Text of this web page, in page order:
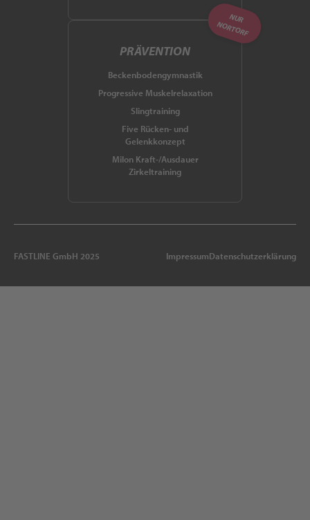
PRÄVENTION
Beckenbodengymnastik
Progressive Muskelrelaxation
Slingtraining
Five Rücken- und
Gelenkkonzept
Milon Kraft-/Ausdauer
Zirkeltraining
NUR
NORTORF
FASTLINE GmbH 2025 ImpressumDatenschutzerklärung